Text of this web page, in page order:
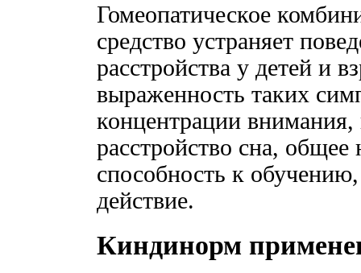
Гомеопатическое
средство устраняет
расстройства у детей и
выраженность таких
концентрации
расстройство сна,
способность к
действие.
Киндинорм